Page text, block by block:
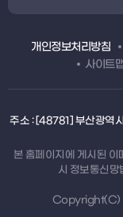
개인정보처리방침
사이트
주소 : [48781] 부산광역
본 홈페이지에 게시된 이
시 정보통신망
Copyright(C)